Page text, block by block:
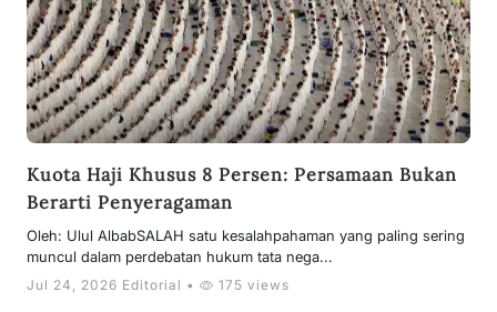
Kuota Haji Khusus 8 Persen: Persamaan Bukan
Berarti Penyeragaman
Oleh: Ulul AlbabSALAH satu kesalahpahaman yang paling sering
muncul dalam perdebatan hukum tata nega...
Jul 24, 2026 Editorial • 175 views